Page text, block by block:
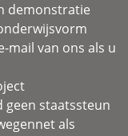
demonstratie
mail van ons als u
geen staatssteun
als